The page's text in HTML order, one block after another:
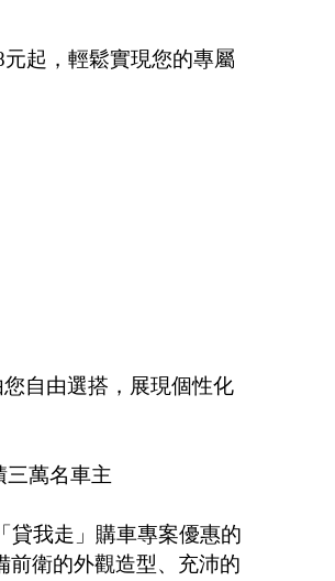
起，輕鬆實現您的專屬
自由選搭，展現個性化
三萬名車主
貸我走」購車專案優惠的
前衛的外觀造型、充沛的